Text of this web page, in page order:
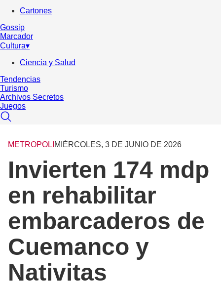
Cartones
Gossip
Marcador
Cultura▾
Ciencia y Salud
Tendencias
Turismo
Archivos Secretos
Juegos
METROPOLI MIÉRCOLES, 3 DE JUNIO DE 2026
Invierten 174 mdp
en rehabilitar
embarcaderos de
Cuemanco y
Nativitas